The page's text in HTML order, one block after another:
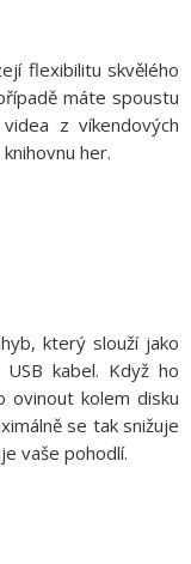
flexibilitu skvělého
máte spoustu
z víkendových
her.
který slouží jako
kabel. Když ho
ovinout kolem disku
se tak snižuje
vaše pohodlí.